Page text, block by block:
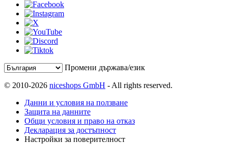
Промени държава/език
© 2010-2026 niceshops GmbH - All rights reserved.
Данни и условия на ползване
Защита на данните
Общи условия и право на отказ
Декларация за достъпност
Настройки за поверителност